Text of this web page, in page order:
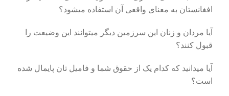
افغانستان به معنای واقعی آن استفاده میشود؟
آیا مردان و زنان این سرزمین دیگر میتوانند این وضیعت را
قبول کنند؟
آیا میدانید که کدام یک از حقوق شما و فامیل تان پایمال شده
است؟